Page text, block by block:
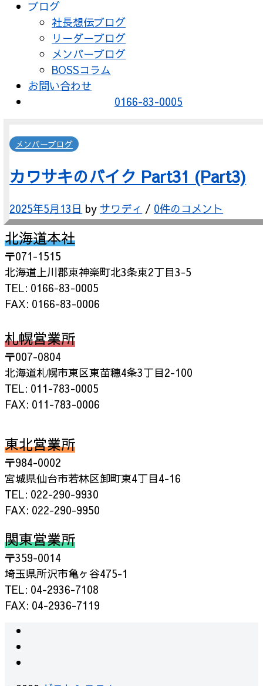
ブログ
社長想伝ブログ
リーダーブログ
メンバーブログ
BOSSコラム
お問い合わせ
0166-83-0005
メンバーブログ
カワサキのバイク Part31 (Part3)
2025年5月13日 by サワディ / 0件のコメント
北海道本社
〒071-1515
北海道上川郡東神楽町北3条東2丁目3-5
TEL: 0166-83-0005
FAX: 0166-83-0006
札幌営業所
〒007-0804
北海道札幌市東区東苗穂4条3丁目2-100
TEL: 011-783-0005
FAX: 011-783-0006
東北営業所
〒984-0002
宮城県仙台市若林区卸町東4丁目4-16
TEL: 022-290-9930
FAX: 022-290-9950
関東営業所
〒359-0014
埼玉県所沢市亀ヶ谷475-1
TEL: 04-2936-7108
FAX: 04-2936-7119